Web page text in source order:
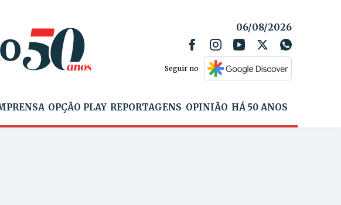
06/08/2026
Seguir no
OPÇÃO PLAY REPORTAGENS OPINIÃO HÁ 50 ANOS